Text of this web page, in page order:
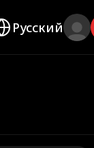
Русский